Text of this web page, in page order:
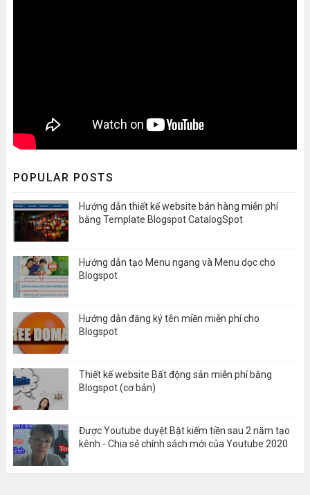
POPULAR POSTS
Hướng dẫn thiết kế website bán hàng miễn phí
bằng Template Blogspot CatalogSpot
Hướng dẫn tạo Menu ngang và Menu dọc cho
Blogspot
Hướng dẫn đăng ký tên miền miễn phí cho
Blogspot
Thiết kế website Bất động sản miễn phí bằng
Blogspot (cơ bản)
Được Youtube duyệt Bật kiếm tiền sau 2 năm tạo
kênh - Chia sẻ chính sách mới của Youtube 2020